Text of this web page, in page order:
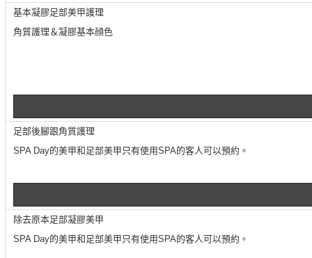
基本凝膠足部美甲護理
角質護理＆凝膠基本顔色
足部後腳跟角質護理
SPA Day的美甲和足部美甲只有使用SPA的客人可以預約。
除去原本足部凝膠美甲
SPA Day的美甲和足部美甲只有使用SPA的客人可以預約。